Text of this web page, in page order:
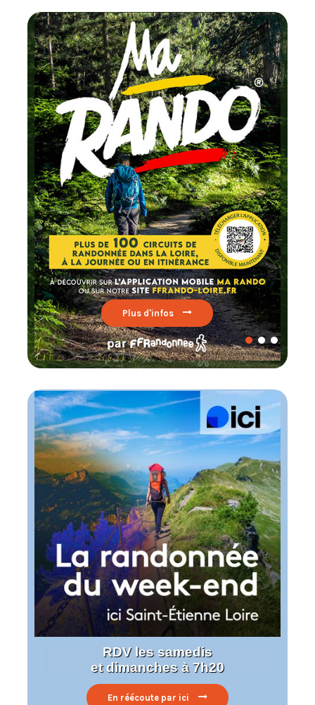
Chaque mois
testez un circuit labellisé
FFRandonnée
Lire par ici
En réécoute par ici
RDV les samedis
et dimanches à 7h20